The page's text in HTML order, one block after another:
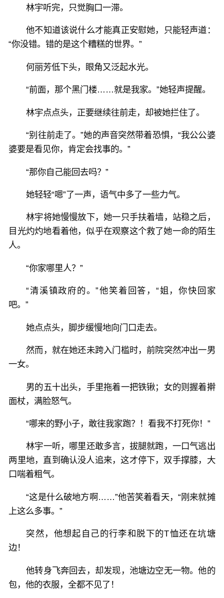
林宇听完，只觉胸口一滞。
他不知道该说什么才能真正安慰她，只能轻声道：
“你没错。错的是这个糟糕的世界。”
何丽芳低下头，眼角又泛起水光。
“前面，那个黑门楼……就是我家。”她轻声提醒。
林宇点点头，正要继续往前走，却被她拦住了。
“别往前走了。”她的声音突然带着恐惧，“我公公婆
婆要是看见你，肯定会找事的。”
“那你自己能回去吗？”
她轻轻“嗯”了一声，语气中多了一些力气。
林宇将她慢慢放下，她一只手扶着墙，站稳之后，
目光灼灼地看着他，似乎在观察这个救了她一命的陌生
人。
“你家哪里人？”
“清溪镇政府的。”他笑着回答，“姐，你快回家
吧。”
她点点头，脚步缓慢地向门口走去。
然而，就在她还未跨入门槛时，前院突然冲出一男
一女。
男的五十出头，手里拖着一把铁锹；女的则握着擀
面杖，满脸怒气。
“哪来的野小子，敢往我家跑？！看我不打死你！”
林宇一听，哪里还敢多言，拔腿就跑，一口气逃出
两里地，直到确认没人追来，这才停下，双手撑膝，大
口喘着粗气。
“这是什么破地方啊……”他苦笑着看天，“刚来就摊
上这么多事。”
突然，他想起自己的行李和脱下的T恤还在坑塘
边！
他转身飞奔回去，却发现，池塘边空无一物。他的
包，他的衣服，全都不见了！